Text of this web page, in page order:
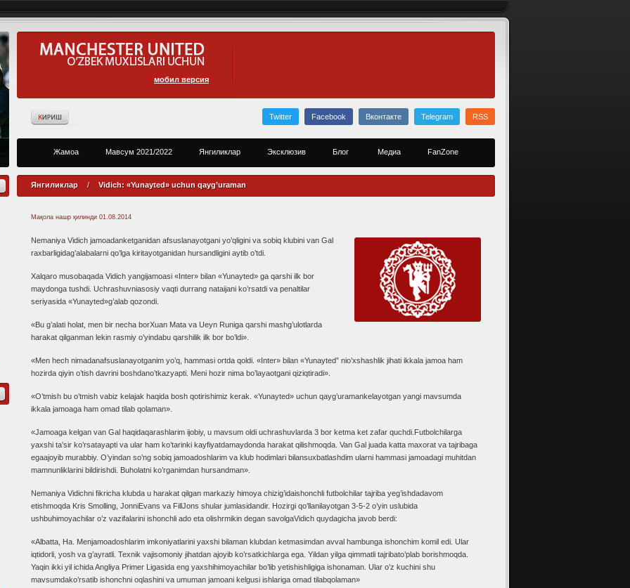
мобил версия
Twitter Facebook Вконтакте Telegram RSS
Жамоа Мавсум 2021/2022 Янгиликлар Эксклюзив Блог Медиа FanZone
Янгиликлар / Vidich: «Yunayted» uchun qayg’uraman
Мақола нашр қилинди 01.08.2014
Nemaniya Vidich jamoadanketganidan afsuslanayotgani yo’qligini va sobiq klubini van Gal
raxbarligidag’alabalarni qo’lga kiritayotganidan hursandligini aytib o’tdi.
Xalqaro musobaqada Vidich yangijamoasi «Inter» bilan «Yunayted» ga qarshi ilk bor
maydonga tushdi. Uchrashuvniasosiy vaqti durrang nataijani ko’rsatdi va penaltilar
seriyasida «Yunayted»g’alab qozondi.
«Bu g’alati holat, men bir necha borXuan Mata va Ueyn Runiga qarshi mashg’ulotlarda
harakat qilganman lekin rasmiy o’yindabu qarshilik ilk bor bo’ldi».
«Men hech nimadanafsuslanayotganim yo’q, hammasi ortda qoldi. «Inter» bilan «Yunayted” nio’xshashlik jihati ikkala jamoa ham
hozirda qiyin o’tish davrini boshdano’tkazyapti. Meni hozir nima bo’layaotgani qiziqtiradi».
«O’tmish bu o’tmish vabiz kelajak haqida bosh qotirishimiz kerak. «Yunayted» uchun qayg’uramankelayotgan yangi mavsumda
ikkala jamoaga ham omad tilab qolaman».
«Jamoaga kelgan van Gal haqidaqarashlarim ijobiy, u mavsum oldi uchrashuvlarda 3 bor ketma ket zafar quchdi.Futbolchilarga
yaxshi ta’sir ko’rsatayapti va ular ham ko’tarinki kayfiyatdamaydonda harakat qilishmoqda. Van Gal juada katta maxorat va tajribaga
egaajoyib murabbiy. O’yindan so’ng sobiq jamoadoshlarim va klub hodimlari bilansuxbatlashdim ularni hammasi jamoadagi muhitdan
mamnunliklarini bildirishdi. Buholatni ko’rganimdan hursandman».
Nemaniya Vidichni fikricha klubda u harakat qilgan markaziy himoya chizig’idaishonchli futbolchilar tajriba yeg’ishdadavom
etishmoqda Kris Smolling, JonniEvans va FillJons shular jumlasidandir. Hozirgi qo’llanilayotgan 3-5-2 o’yin uslubida
ushbuhimoyachilar o’z vazifalarini ishonchli ado eta olishrmikin degan savolgaVidich quydagicha javob berdi:
«Albatta, Ha. Menjamoadoshlarim imkoniyatlarini yaxshi bilaman klubdan ketmasimdan avval hambunga ishonchim komil edi. Ular
iqtidorli, yosh va g’ayratli. Texnik vajisomoniy jihatdan ajoyib ko’rsatkichlarga ega. Yildan yilga qimmatli tajribato’plab borishmoqda.
Yaqin ikki yil ichida Angliya Primer Ligasida eng yaxshihimoyachilar bo’lib yetishishligiga ishonaman. Ular o’z kuchini shu
mavsumdako’rsatib ishonchni oqlashini va umuman jamoani kelgusi ishlariga omad tilabqolaman»